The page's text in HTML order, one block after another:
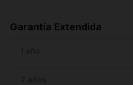
Garantía Extendida